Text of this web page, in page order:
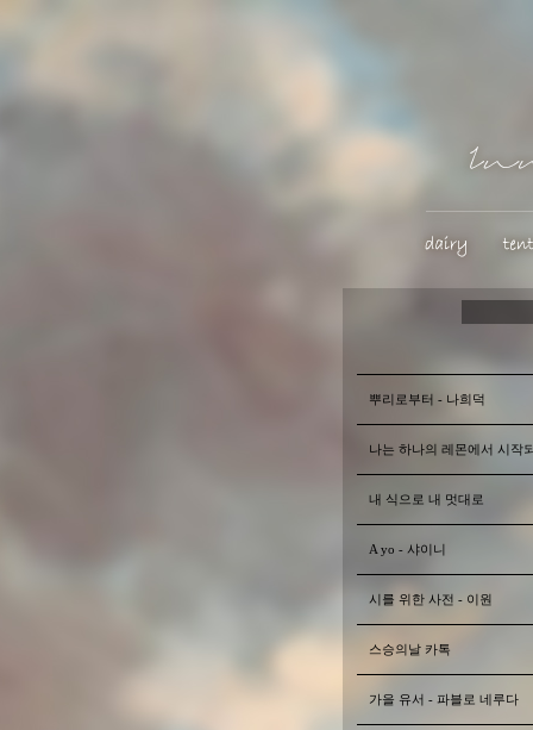
뿌리로부터 - 나희덕
나는 하나의 레몬에서 시작
내 식으로 내 멋대로
A yo - 샤이니
시를 위한 사전 - 이원
스승의날 카톡
가을 유서 - 파블로 네루다